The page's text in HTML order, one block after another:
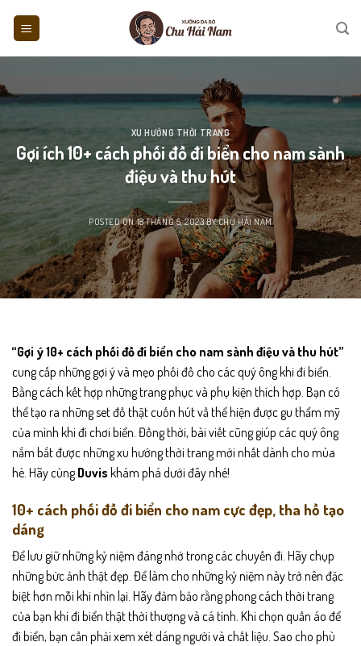
XU HƯỚNG THỜI TRANG
Gợi ích 10+ cách phối đồ đi biển cho nam sành
điệu và thu hút
POSTED ON18 THÁNG 5, 2023BYCHU HẢI NAM
“Gợi ý 10+ cách phối đồ đi biển cho nam sành điệu và thu hút”
cung cấp những gợi ý và mẹo phối đồ cho các quý ông khi đi biển.
Bằng cách kết hợp những trang phục và phụ kiện thích hợp. Bạn có
thể tạo ra những set đồ thật cuốn hút vầ thể hiện được gu thẩm mỹ
của mình khi đi chơi biển. Đồng thời, bài viết cũng giúp các quý ông
nắm bắt được những xu hướng thời trang mới nhất dành cho mùa
hè. Hãy cùngDuvis khám phá dưới đây nhé!
10+ cách phối đồ đi biển cho nam cực đẹp, tha hồ tạo
dáng
Để lưu giữ những kỷ niệm đáng nhớ trong các chuyến đi. Hãy chụp
những bức ảnh thật đẹp. Để làm cho những kỷ niệm này trở nên đặc
biệt hơn mỗi khi nhìn lại. Hãy đảm bảo rằng phong cách thời trang
của bạn khi đi biển thật thời thượng và cá tính. Khi chọn quần áo để
đi biển, bạn cần phải xem xét dáng người và chất liệu. Sao cho phù